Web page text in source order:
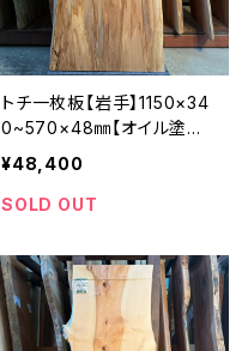
トチ一枚板【岩手】1150×34
0~570×48㎜【オイル塗装
仕上げ済み】
¥48,400
SOLD OUT